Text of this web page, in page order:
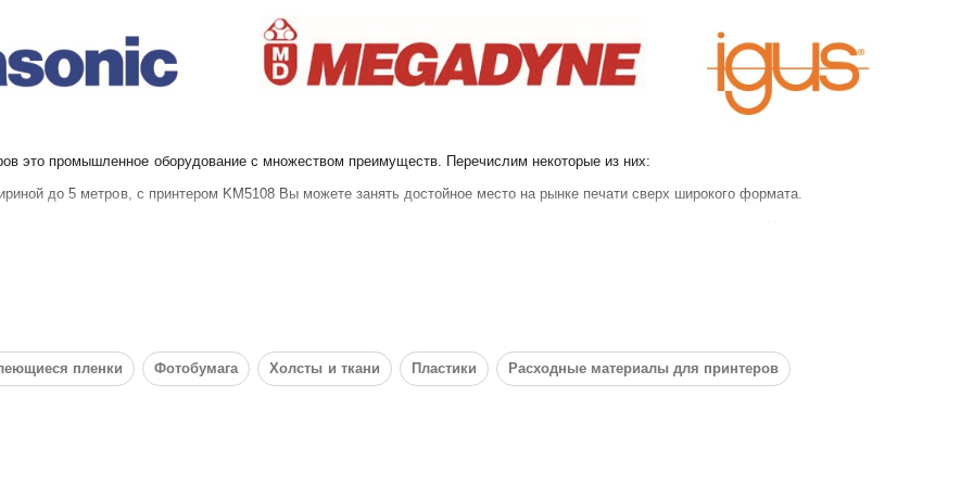
это промышленное оборудование с множеством преимуществ. Перечислим некоторые из них:
до 5 метров, с принтером KM5108 Вы можете занять достойное место на рынке печати сверх широкого формата.
работы голов, размер капли на печатных головах Konica-Minolta KM512i составляет 30пл.
x 2, принтер выдает до 240кв.м/час.
пленки Фотобумага Холсты и ткани Пластики Расходные материалы для принтеров